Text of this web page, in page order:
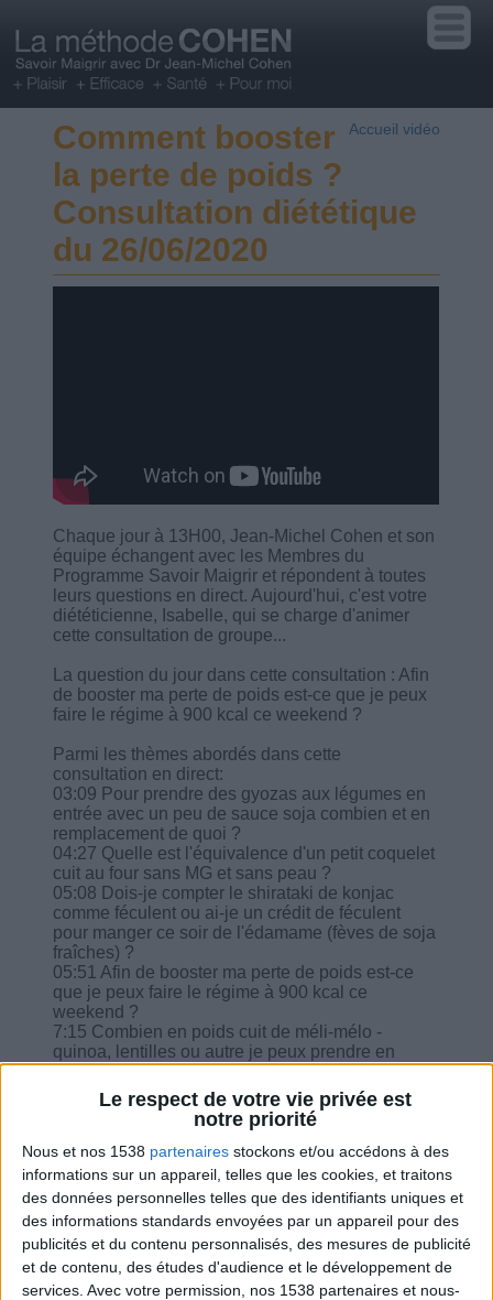
Le respect de votre vie privée est
notre priorité
Nous et nos 1538 partenaires stockons et/ou accédons à des
informations sur un appareil, telles que les cookies, et traitons
des données personnelles telles que des identifiants uniques et
des informations standards envoyées par un appareil pour des
publicités et du contenu personnalisés, des mesures de publicité
et de contenu, des études d'audience et le développement de
services. Avec votre permission, nos 1538 partenaires et nous-
Accueil vidéo
Comment booster
la perte de poids ?
Consultation diététique
du 26/06/2020
Chaque jour à 13H00, Jean-Michel Cohen et son
équipe échangent avec les Membres du
Programme Savoir Maigrir et répondent à toutes
leurs questions en direct. Aujourd'hui, c'est votre
diététicienne, Isabelle, qui se charge d'animer
cette consultation de groupe...
La question du jour dans cette consultation : Afin
de booster ma perte de poids est-ce que je peux
faire le régime à 900 kcal ce weekend ?
Parmi les thèmes abordés dans cette
consultation en direct:
03:09 Pour prendre des gyozas aux légumes en
entrée avec un peu de sauce soja combien et en
remplacement de quoi ?
04:27 Quelle est l'équivalence d'un petit coquelet
cuit au four sans MG et sans peau ?
05:08 Dois-je compter le shirataki de konjac
comme féculent ou ai-je un crédit de féculent
pour manger ce soir de l'édamame (fèves de soja
fraîches) ?
05:51 Afin de booster ma perte de poids est-ce
que je peux faire le régime à 900 kcal ce
weekend ?
7:15 Combien en poids cuit de méli-mélo -
quinoa, lentilles ou autre je peux prendre en
féculent et en équivalence protéines végétales ?
08:16 Puis-je remplacer les crudités et la
vinaigrette avec du pain ?
09:37 J'ai mangé un peu plus d'escalope de
dinde pendant le déjeuner, est-ce bon ?
10:56 Pour les yaourts nature maison si on les
fait avec un yaourt nature au lait de brebis et du
lait demi- écrémé il faut rajouter du lait en poudre
pour les épaissir ?
12:19 Combien de petit pois puis-je prendre ?
13:07 A-t-on droit aux 3 canettes de coca cola
zéro ?